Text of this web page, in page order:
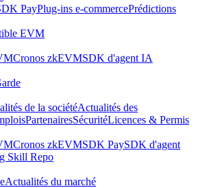
PayPlug-ins e-commercePrédictions
EVM
Cronos zkEVMSDK d'agent IA
de la sociétéActualités des
PartenairesSécuritéLicences & Permis
Cronos zkEVMSDK PaySDK d'agent
Skill Repo
Actualités du marché